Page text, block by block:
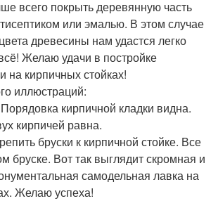
всего покрыть деревянную часть
или эмалью. В этом случае
древесины нам удастся легко
Желаю удачи в постройке
на кирпичных стойках!
иллюстраций:
кирпичной кладки видна.
кирпичей равна.
бруски к кирпичной стойке. Все
бруске. Вот так выглядит скромная и
самодельная лавка на
Желаю успеха!